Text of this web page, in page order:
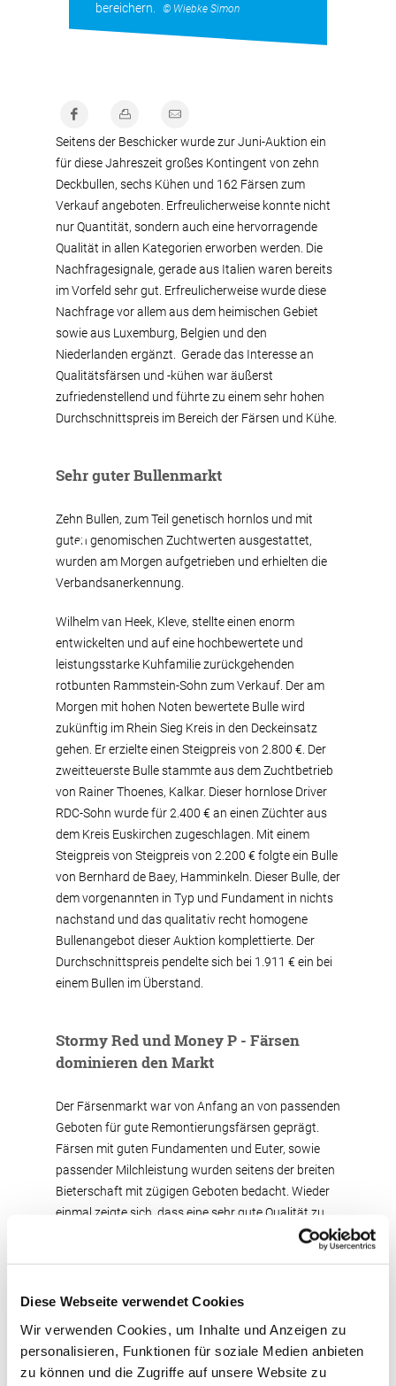
Diese Webseite verwendet Cookies
Wir verwenden Cookies, um Inhalte und Anzeigen zu
personalisieren, Funktionen für soziale Medien anbieten
zu können und die Zugriffe auf unsere Website zu
bereichern.
© Wiebke Simon
Seitens der Beschicker wurde zur Juni-Auktion ein
für diese Jahreszeit großes Kontingent von zehn
Deckbullen, sechs Kühen und 162 Färsen zum
Verkauf angeboten. Erfreulicherweise konnte nicht
nur Quantität, sondern auch eine hervorragende
Qualität in allen Kategorien erworben werden. Die
Nachfragesignale, gerade aus Italien waren bereits
im Vorfeld sehr gut. Erfreulicherweise wurde diese
Nachfrage vor allem aus dem heimischen Gebiet
sowie aus Luxemburg, Belgien und den
Niederlanden ergänzt. Gerade das Interesse an
Qualitätsfärsen und -kühen war äußerst
zufriedenstellend und führte zu einem sehr hohen
Durchschnittspreis im Bereich der Färsen und Kühe.
Sehr guter Bullenmarkt
Zehn Bullen, zum Teil genetisch hornlos und mit
guten genomischen Zuchtwerten ausgestattet,
wurden am Morgen aufgetrieben und erhielten die
Verbandsanerkennung.
Wilhelm van Heek, Kleve, stellte einen enorm
entwickelten und auf eine hochbewertete und
leistungsstarke Kuhfamilie zurückgehenden
rotbunten Rammstein-Sohn zum Verkauf. Der am
Morgen mit hohen Noten bewertete Bulle wird
zukünftig im Rhein Sieg Kreis in den Deckeinsatz
gehen. Er erzielte einen Steigpreis von 2.800 €. Der
zweitteuerste Bulle stammte aus dem Zuchtbetrieb
von Rainer Thoenes, Kalkar. Dieser hornlose Driver
RDC-Sohn wurde für 2.400 € an einen Züchter aus
dem Kreis Euskirchen zugeschlagen. Mit einem
Steigpreis von Steigpreis von 2.200 € folgte ein Bulle
von Bernhard de Baey, Hamminkeln. Dieser Bulle, der
dem vorgenannten in Typ und Fundament in nichts
nachstand und das qualitativ recht homogene
Bullenangebot dieser Auktion komplettierte. Der
Durchschnittspreis pendelte sich bei 1.911 € ein bei
einem Bullen im Überstand.
Stormy Red und Money P - Färsen
dominieren den Markt
Der Färsenmarkt war von Anfang an von passenden
Geboten für gute Remontierungsfärsen geprägt.
Färsen mit guten Fundamenten und Euter, sowie
passender Milchleistung wurden seitens der breiten
Bieterschaft mit zügigen Geboten bedacht. Wieder
einmal zeigte sich, dass eine sehr gute Qualität zu
hervorragenden Preisen führt. Vor allem diese
von 2.376 € bei einer Spanne von 1.200 € und 3.200
zufrieden die Heimreise angetreten haben.
Der Spitzenpreis von 3.200 € wurde in diesem Monat